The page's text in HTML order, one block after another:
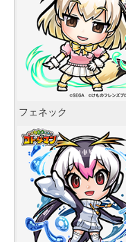
フェネック